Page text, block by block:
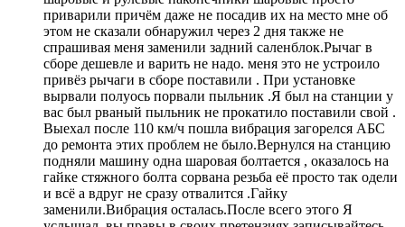
приварили причём даже не посадив их на место мне об
этом не сказали обнаружил через 2 дня также не
спрашивая меня заменили задний саленблок.Рычаг в
сборе дешевле и варить не надо. меня это не устроило
привёз рычаги в сборе поставили . При установке
вырвали полуось порвали пыльник .Я был на станции у
вас был рваный пыльник не прокатило поставили свой .
Выехал после 110 км/ч пошла вибрация загорелся АБС
до ремонта этих проблем не было.Вернулся на станцию
подняли машину одна шаровая болтается , оказалось на
гайке стяжного болта сорвана резьба её просто так одели
и всё а вдруг не сразу отвалится .Гайку
заменили.Вибрация осталась.После всего этого Я